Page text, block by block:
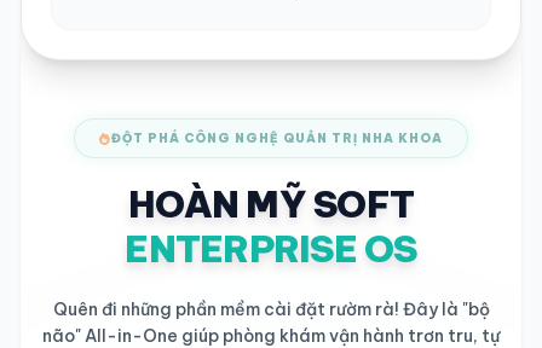
ĐỘT PHÁ CÔNG NGHỆ QUẢN TRỊ NHA KHOA
HOÀN MỸ SOFT
ENTERPRISE OS
Quên đi những phần mềm cài đặt rườm rà! Đây là "bộ
não" All-in-One giúp phòng khám vận hành trơn tru, tự